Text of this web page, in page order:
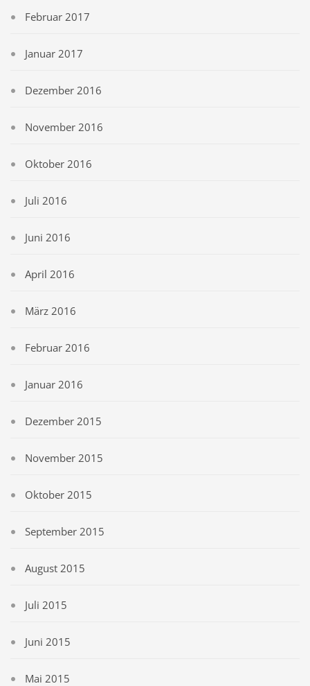
Februar 2017
Januar 2017
Dezember 2016
November 2016
Oktober 2016
Juli 2016
Juni 2016
April 2016
März 2016
Februar 2016
Januar 2016
Dezember 2015
November 2015
Oktober 2015
September 2015
August 2015
Juli 2015
Juni 2015
Mai 2015